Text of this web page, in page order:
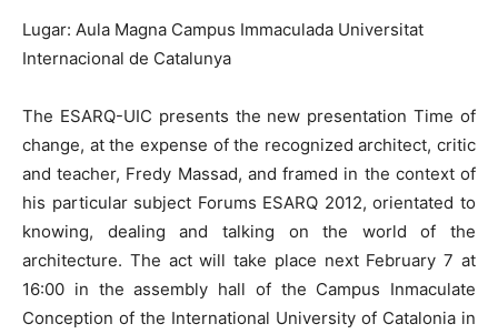
Lugar: Aula Magna Campus Immaculada Universitat
Internacional de Catalunya
The ESARQ-UIC presents the new presentation Time of
change, at the expense of the recognized architect, critic
and teacher, Fredy Massad, and framed in the context of
his particular subject Forums ESARQ 2012, orientated to
knowing, dealing and talking on the world of the
architecture. The act will take place next February 7 at
16:00 in the assembly hall of the Campus Inmaculate
Conception of the International University of Catalonia in